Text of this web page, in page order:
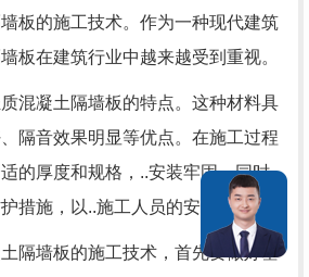
板的施工技术。作为一种现代建筑
板在建筑行业中越来越受到重视。
混凝土隔墙板的特点。这种材料具
隔音效果明显等优点。在施工过程
的厚度和规格，..安装牢固。同时，
措施，以..施工人员的安全。
隔墙板的施工技术，首先要做好基